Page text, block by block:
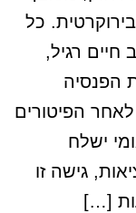
כל
חיים רגיל,
הפנסיה
יותר: קרוב לגיל 67, לאחר הפיטורים
ישלח
גישה זו
[…]